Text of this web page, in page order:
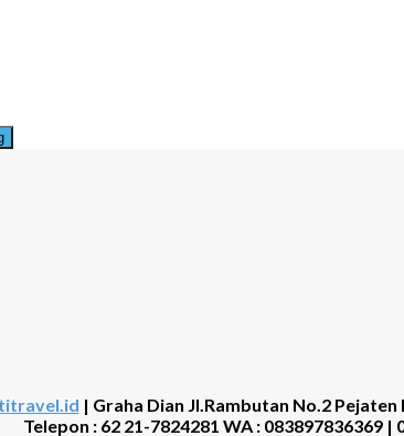
| Graha Dian Jl.Rambutan No.2
Telepon : 62 21-7824281 WA : 083897836369 |